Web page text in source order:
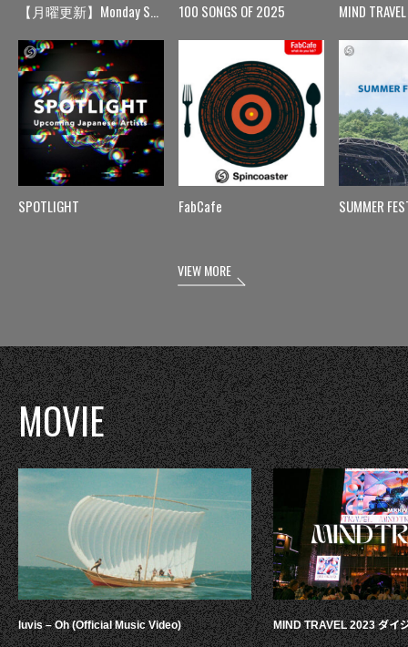
【月曜更新】Monday Spin
SPOTLIGHT
100 SONGS OF 2025
FabCafe
MIND TRAVEL
SUMMER
VIEW MORE
MOVIE
luvis – Oh (Official Music Video) MIND TRAVEL 2023 ダイ